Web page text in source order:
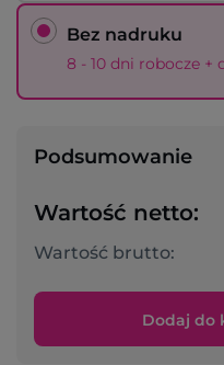
Bez nadruku
8 - 10 dni robocze +
Podsumowanie
Wartość netto:
Wartość brutto:
Dodaj do